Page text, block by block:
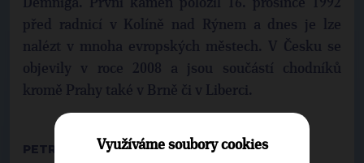
Demniga. První kámen položil 16. prosince 1992
před radnicí v Kolíně nad Rýnem a dnes je lze
nalézt v mnoha evropských městech. V Česku se
objevily v roce 2008 a jsou součástí chodníků
kromě Prahy také v Brně či v Liberci.
PETR KUČERA, SPRÁVCE WEBU
Využíváme soubory cookies